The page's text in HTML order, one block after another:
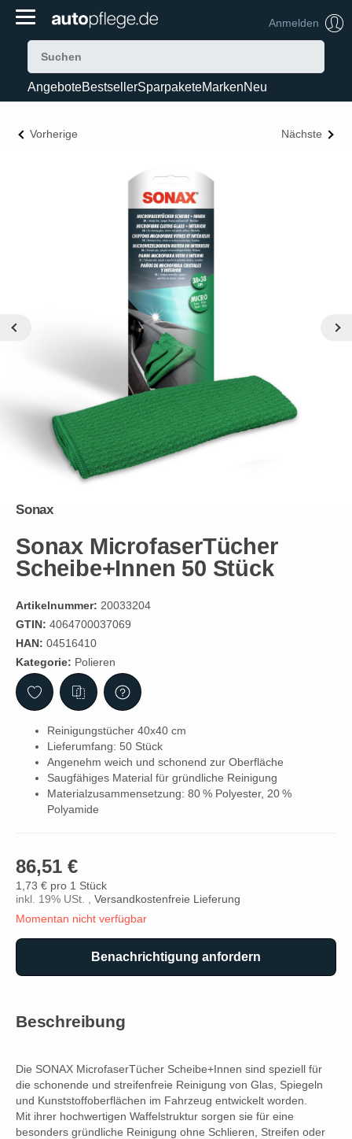
Anmelden
AngeboteBestsellerSparpaketeMarkenNeu
Vorherige Nächste
Sonax
Sonax MicrofaserTücher
Scheibe+Innen 50 Stück
Artikelnummer: 20033204
GTIN: 4064700037069
HAN: 04516410
Kategorie: Polieren
Reinigungstücher 40x40 cm
Lieferumfang: 50 Stück
Angenehm weich und schonend zur Oberfläche
Saugfähiges Material für gründliche Reinigung
Materialzusammensetzung: 80 % Polyester, 20 %
Polyamide
86,51 €
1,73 € pro 1 Stück
inkl. 19% USt. , Versandkostenfreie Lieferung
Momentan nicht verfügbar
Benachrichtigung anfordern
Beschreibung
Die SONAX MicrofaserTücher Scheibe+Innen sind speziell für
die schonende und streifenfreie Reinigung von Glas, Spiegeln
und Kunststoffoberflächen im Fahrzeug entwickelt worden.
Mit ihrer hochwertigen Waffelstruktur sorgen sie für eine
besonders gründliche Reinigung ohne Schlieren, Streifen oder